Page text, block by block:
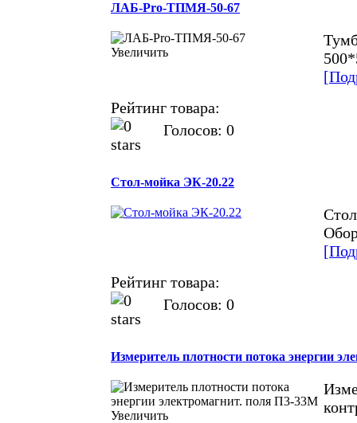
ЛАБ-Pro-ТПМЯ-50-67
Увеличить
Рейтинг товара:
Голосов: 0
Стол-мойка ЭК-20.22
Рейтинг товара:
Голосов: 0
Измеритель плотности потока энергии
Увеличить